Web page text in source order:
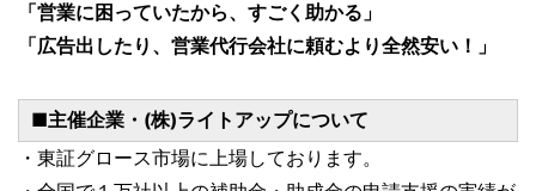
「営業に困っていたから、すごく助かる」
「広告出したり、営業代行会社に頼むより全然安い！」
■主催企業・(株)ライトアップについて
・東証グロース市場に上場しております。